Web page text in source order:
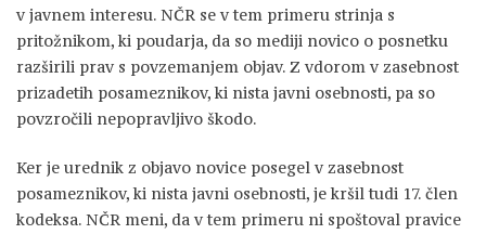
v javnem interesu. NČR se v tem primeru strinja s
pritožnikom, ki poudarja, da so mediji novico o posnetku
razširili prav s povzemanjem objav. Z vdorom v zasebnost
prizadetih posameznikov, ki nista javni osebnosti, pa so
povzročili nepopravljivo škodo.
Ker je urednik z objavo novice posegel v zasebnost
posameznikov, ki nista javni osebnosti, je kršil tudi 17. člen
kodeksa. NČR meni, da v tem primeru ni spoštoval pravice